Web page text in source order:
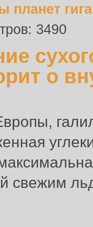
планет
3490
о
свежим